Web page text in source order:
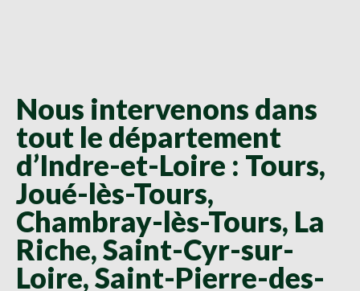
Nous intervenons dans
tout le département
d’Indre-et-Loire : Tours,
Joué-lès-Tours,
Chambray-lès-Tours, La
Riche, Saint-Cyr-sur-
Loire, Saint-Pierre-des-